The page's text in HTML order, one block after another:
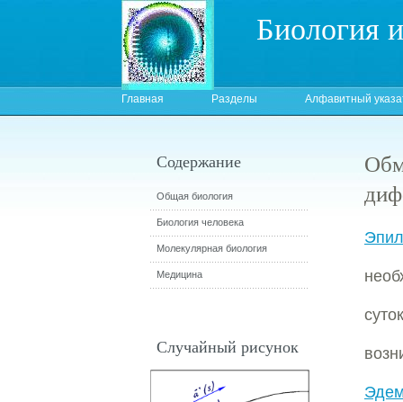
Биология
Главная Разделы Алфавитный
Содержание
Общая биология
Биология человека
Молекулярная биология
Медицина
Случайный рисунок